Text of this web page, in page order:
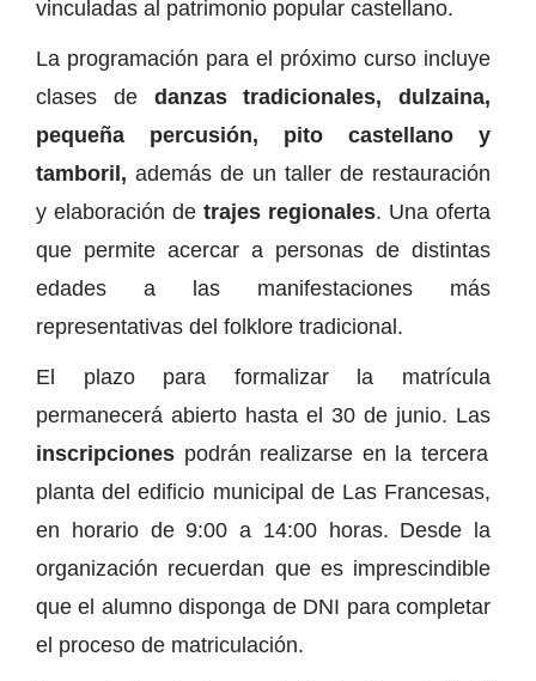
vinculadas al patrimonio popular castellano.
La programación para el próximo curso incluye
clases de danzas tradicionales, dulzaina,
pequeña percusión, pito castellano y
tamboril, además de un taller de restauración
y elaboración de trajes regionales. Una oferta
que permite acercar a personas de distintas
edades a las manifestaciones más
representativas del folklore tradicional.
El plazo para formalizar la matrícula
permanecerá abierto hasta el 30 de junio. Las
inscripciones podrán realizarse en la tercera
planta del edificio municipal de Las Francesas,
en horario de 9:00 a 14:00 horas. Desde la
organización recuerdan que es imprescindible
que el alumno disponga de DNI para completar
el proceso de matriculación.